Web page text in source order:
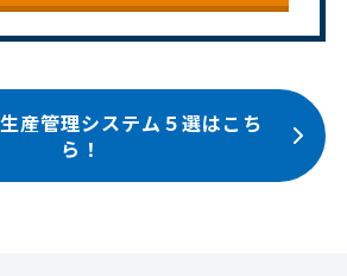
産管理システム５選はこち
ら！